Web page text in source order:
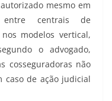
mesmo em
entre centrais de
modelos vertical,
o advogado,
cosseguradoras não
caso de ação judicial